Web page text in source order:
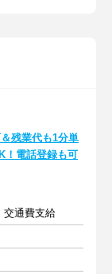
残業代も1分単
！電話登録も可
交通費支給